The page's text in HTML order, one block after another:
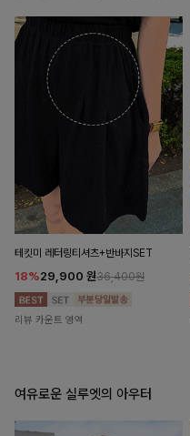
테킷미 레터링티셔츠+반바지SET
18%29,900 원36,400원
리뷰 카운트 영역
여유로운 실루엣의 아우터